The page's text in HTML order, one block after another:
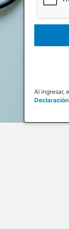
Al ingresar,